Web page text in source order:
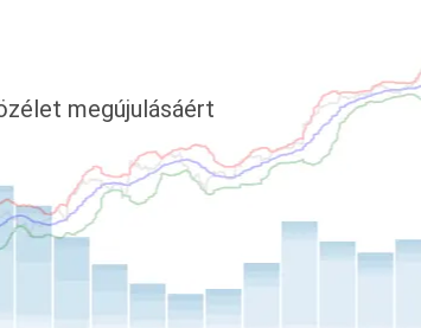
megújulásáért